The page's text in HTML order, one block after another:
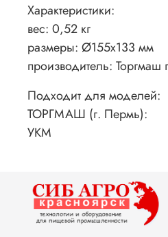
Характеристики:
вес: 0,52 кг
размеры: Ø155х133 мм
производитель: Торгмаш
Подходит для моделей:
ТОРГМАШ (г. Пермь):
УКМ